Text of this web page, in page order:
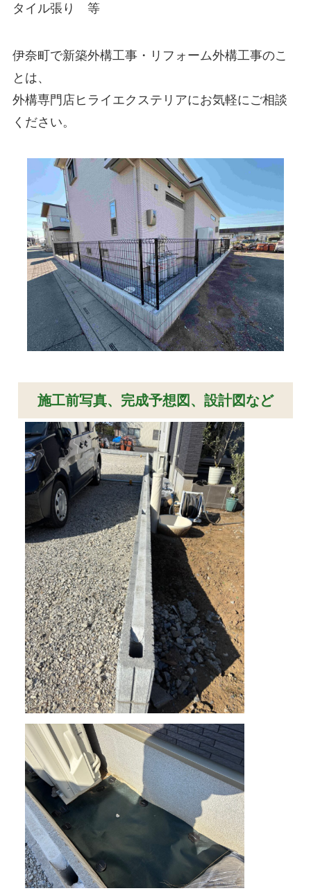
タイル張り 等
伊奈町で新築外構工事・リフォーム外構工事のこ
とは、
外構専門店ヒライエクステリアにお気軽にご相談
ください。
施工前写真、完成予想図、設計図など